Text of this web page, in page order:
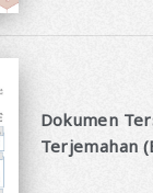
Dokumen
Terjemahan